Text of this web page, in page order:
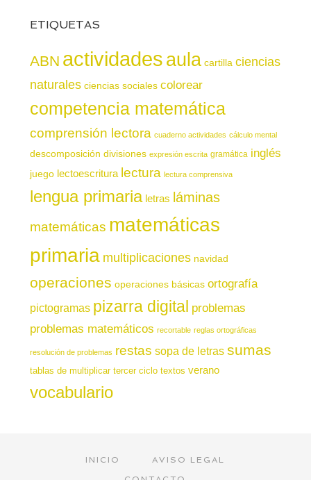
ETIQUETAS
ABN actividadesaula cartilla ciencias
naturales ciencias sociales colorear
competencia matemática
comprensión lectora cuaderno actividades cálculo mental
descomposición divisiones expresión escrita gramática inglés
juego lectoescritura lectura lectura comprensiva
lengua primaria letras láminas
matemáticas matemáticas
primaria multiplicaciones navidad
operaciones operaciones básicas ortografía
pictogramas pizarra digital problemas
problemas matemáticos recortable reglas ortográficas
resolución de problemas restas sopa de letras sumas
tablas de multiplicar tercer ciclo textos verano
vocabulario
INICIO
AVISO LEGAL